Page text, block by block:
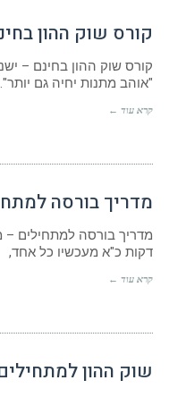
קורס שוק ההון
קורס שוק ההון בחינם –
"אוהב מתנות יחיה גם
קרא עוד ←
מדריך בורסה
דקות כ"א מעכשיו כל אחד,
קרא עוד ←
שוק ההון